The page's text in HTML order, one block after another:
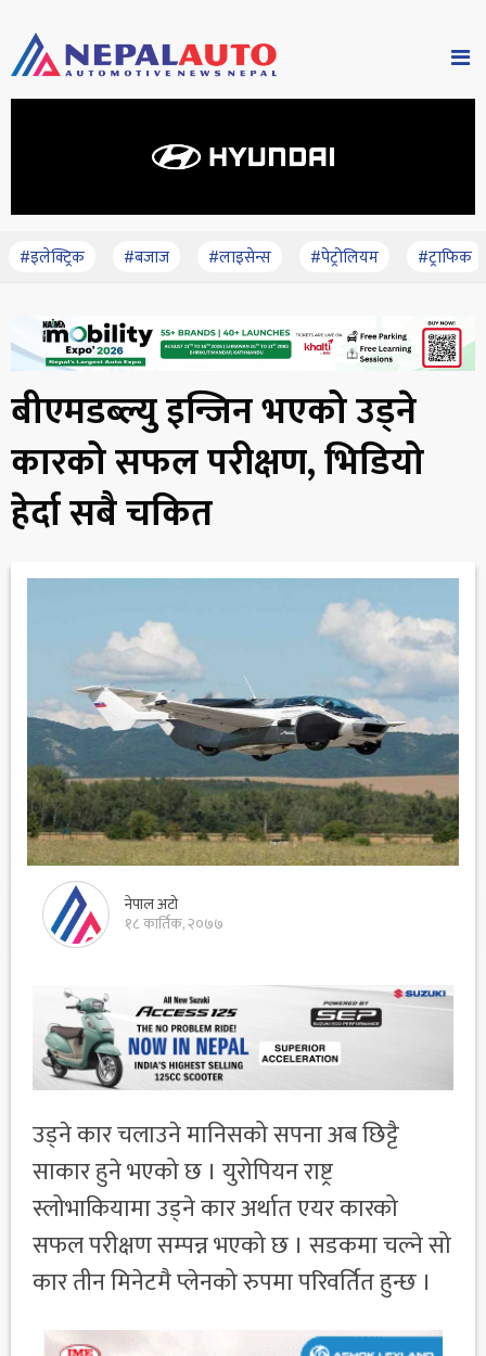
#इलेक्ट्रिक #बजाज #लाइसेन्स #पेट्रोलियम #ट्राफिक
बीएमडब्ल्यु इन्जिन भएको उड्ने
कारको सफल परीक्षण, भिडियो
हेर्दा सबै चकित
नेपाल अटो
१८ कार्तिक, २०७७
उड्ने कार चलाउने मानिसको सपना अब छिट्टै
साकार हुने भएको छ । युरोपियन राष्ट्र
स्लोभाकियामा उड्ने कार अर्थात एयर कारको
सफल परीक्षण सम्पन्न भएको छ । सडकमा चल्ने सो
कार तीन मिनेटमै प्लेनको रुपमा परिवर्तित हुन्छ ।